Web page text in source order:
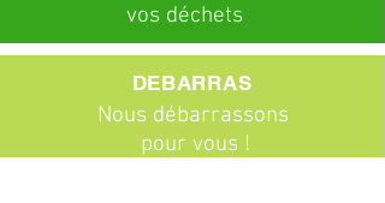
vos déchets
DEBARRAS
Nous débarrassons
pour vous !